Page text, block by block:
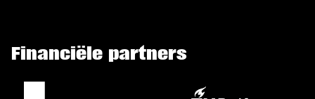
Financiële partners